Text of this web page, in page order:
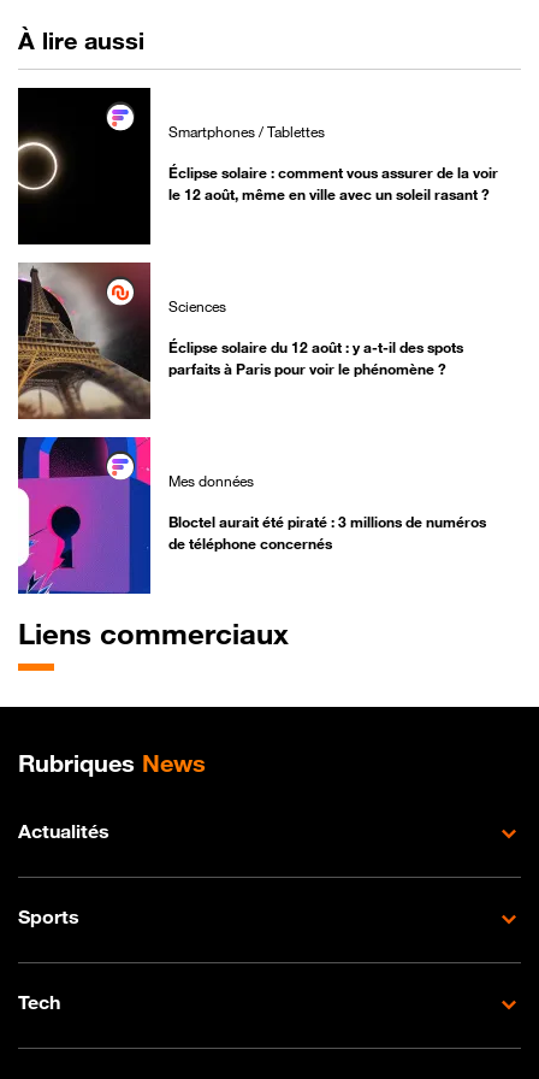
À lire aussi
Smartphones / Tablettes
Éclipse solaire : comment vous assurer de la voir
le 12 août, même en ville avec un soleil rasant ?
Sciences
Éclipse solaire du 12 août : y a-t-il des spots
parfaits à Paris pour voir le phénomène ?
Mes données
Bloctel aurait été piraté : 3 millions de numéros
de téléphone concernés
Liens commerciaux
Plan de site
Rubriques News
Actualités
Sports
Tech